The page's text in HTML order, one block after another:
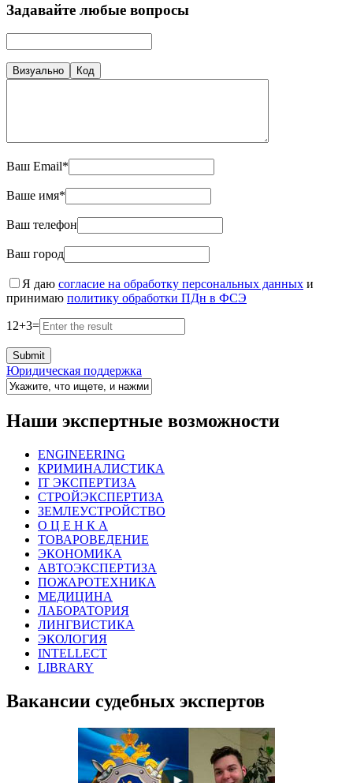
Задавайте любые вопросы
Визуально Код
Ваш Email*
Ваше имя*
Ваш телефон
Ваш город
Я даю согласие на обработку персональных данных и
принимаю политику обработки ПДн в ФСЭ
12+3=
Юридическая поддержка
Наши экспертные возможности
ENGINEERING
КРИМИНАЛИСТИКА
IT ЭКСПЕРТИЗА
СТРОЙЭКСПЕРТИЗА
ЗЕМЛЕУСТРОЙСТВО
О Ц Е Н К А
ТОВАРОВЕДЕНИЕ
ЭКОНОМИКА
АВТОЭКСПЕРТИЗА
ПОЖАРОТЕХНИКА
МЕДИЦИНА
ЛАБОРАТОРИЯ
ЛИНГВИСТИКА
ЭКОЛОГИЯ
INTELLECT
LIBRARY
Вакансии судебных экспертов